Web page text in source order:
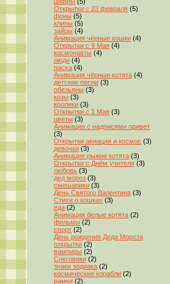
Открытки с 23 февраля (5)
фоны (5)
клипы (5)
зайцы (4)
Анимация чёрные кошки (4)
Открытки с 9 Мая (4)
космонавты (4)
люди (4)
пасха (4)
Анимация чёрные котята (4)
детские песни (3)
обезьяны (3)
козы (3)
кролики (3)
Открытки с 1 Мая (3)
цветы (3)
Анимация с надписями привет
(3)
Открытки авиация и космос (3)
девочки (3)
Анимация рыжие котята (3)
Открытки с Днём учителя (3)
любовь (3)
дед мороз (3)
смешарики (3)
День Святого Валентина (3)
Стихи о кошках (3)
еда (2)
Анимация белые котята (2)
фильмы (2)
спорт (2)
День рождения Деда Мороза
открытки (2)
вампиры (2)
Снеговики (2)
знаки зодиака (2)
космические корабли (2)
рамки (2)